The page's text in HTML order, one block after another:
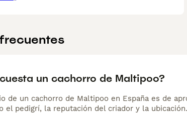
un cachorro de Maltipoo?
de un cachorro de Maltipoo en España es de
el pedigrí, la reputación del criador y la ubicación.